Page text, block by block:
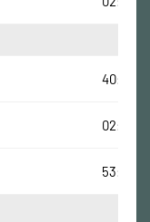
40:26
53:00